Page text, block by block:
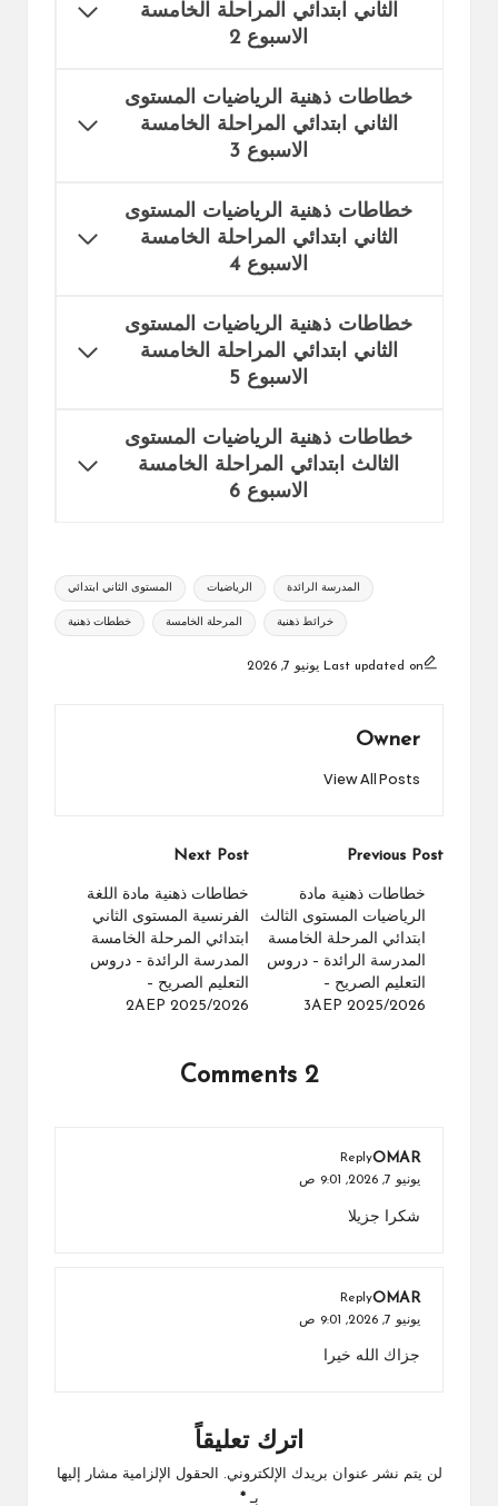
الثاني ابتدائي المراحلة الخامسة
الاسبوع 2
خطاطات ذهنية الرياضيات المستوى
الثاني ابتدائي المراحلة الخامسة
الاسبوع 3
خطاطات ذهنية الرياضيات المستوى
الثاني ابتدائي المراحلة الخامسة
الاسبوع 4
خطاطات ذهنية الرياضيات المستوى
الثاني ابتدائي المراحلة الخامسة
الاسبوع 5
خطاطات ذهنية الرياضيات المستوى
الثالث ابتدائي المراحلة الخامسة
الاسبوع 6
المستوى الثاني ابتدائي الرياضيات المدرسة الرائدة
خططات ذهنية المرحلة الخامسة خرائط ذهنية
Last updated on يونيو 7, 2026
Owner
View All Posts
Post
navigation
Previous Post
خطاطات ذهنية مادة
الرياضيات المستوى الثالث
ابتدائي المرحلة الخامسة
المدرسة الرائدة – دروس
التعليم الصريح –
2025/2026 3AEP
Next Post
خطاطات ذهنية مادة اللغة
الفرنسية المستوى الثاني
ابتدائي المرحلة الخامسة
المدرسة الرائدة – دروس
التعليم الصريح –
2025/2026 2AEP
2 Comments
OMAR
Reply
يونيو 7, 2026,
9:01 ص
شكرا جزيلا
OMAR
Reply
يونيو 7, 2026,
9:01 ص
جزاك الله خيرا
اترك تعليقاً
لن يتم نشر عنوان بريدك الإلكتروني.
الحقول الإلزامية مشار إليها
بـ*